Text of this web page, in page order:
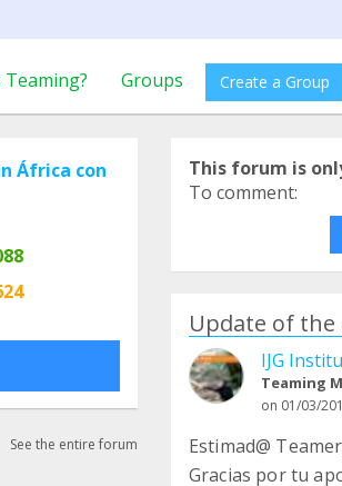
Groups Create a Group
África con
See the entire forum
This forum is
To comment:
Update of the
IJG
Teaming
on 01/03/
Estimad@
Gracias por tu